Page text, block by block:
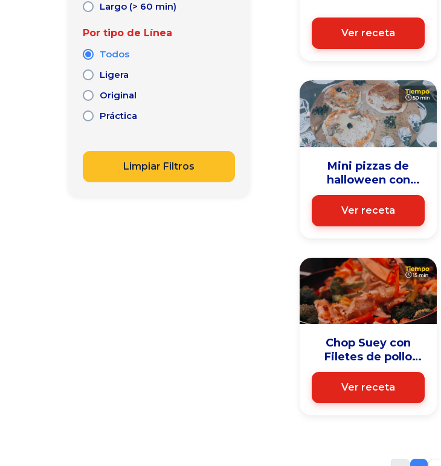
Largo (> 60 min)
Por tipo de Línea
Todos
Ligera
Original
Práctica
Limpiar Filtros
Ver receta
Mini pizzas de
halloween con
pollo
Ver receta
Chop Suey con
Filetes de pollo
Friko
Ver receta